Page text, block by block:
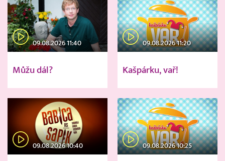
09.08.2026 11:40
Můžu dál?
09.08.2026 11:20
Kašpárku, vař!
09.08.2026 10:40 09.08.2026 10:25